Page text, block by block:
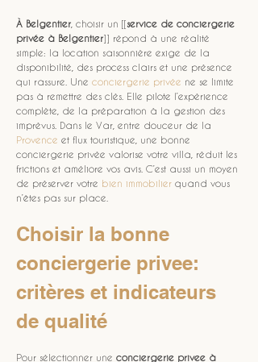
À Belgentier , choisir un [[service de conciergerie
privée à Belgentier]] répond à une réalité
simple: la location saisonnière exige de la
disponibilité, des process clairs et une présence
qui rassure. Une conciergerie privée ne se limite
pas à remettre des clés. Elle pilote l’expérience
complète, de la préparation à la gestion des
imprévus. Dans le Var, entre douceur de la
Provence et flux touristique, une bonne
conciergerie privée valorise votre villa, réduit les
frictions et améliore vos avis. C’est aussi un moyen
de préserver votre bien immobilier quand vous
n’êtes pas sur place.
Choisir la bonne
conciergerie privee:
critères et indicateurs
de qualité
Pour sélectionner une conciergerie privee à